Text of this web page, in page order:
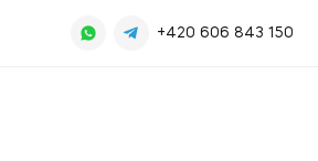
+420 606 843 150